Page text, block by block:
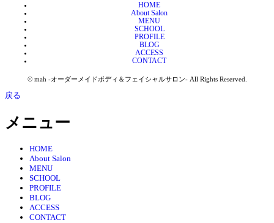
HOME
About Salon
MENU
SCHOOL
PROFILE
BLOG
ACCESS
CONTACT
© mah -オーダーメイドボディ＆フェイシャルサロン- All Rights Reserved.
戻る
メニュー
HOME
About Salon
MENU
SCHOOL
PROFILE
BLOG
ACCESS
CONTACT